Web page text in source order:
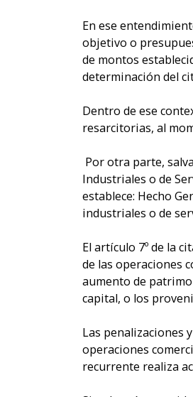
En ese
objetivo o
de montos
determinación del
Dentro de ese
resarcitorias, al
Por otra parte,
Industriales o de
establece: Hecho
industriales o de
El artículo 7º de la
de las operaciones
aumento de
capital, o los
Las penalizaciones
operaciones
recurrente realiza